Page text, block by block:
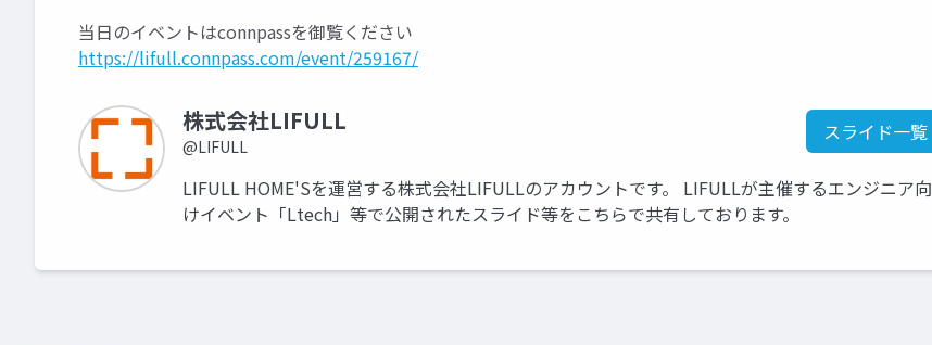
当日のイベントはconnpassを御覧ください
https://lifull.connpass.com/event/259167/
株式会社LIFULL
@LIFULL
スライド一覧
LIFULL HOME'Sを運営する株式会社LIFULLのアカウントです。 LIFULLが主催するエンジニア向
けイベント「Ltech」等で公開されたスライド等をこちらで共有しております。